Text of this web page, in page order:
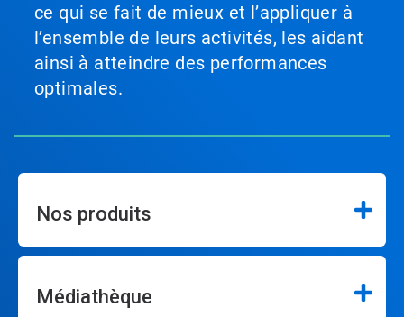
ce qui se fait de mieux et l’appliquer à
l’ensemble de leurs activités, les aidant
ainsi à atteindre des performances
optimales.
Nos produits
Médiathèque